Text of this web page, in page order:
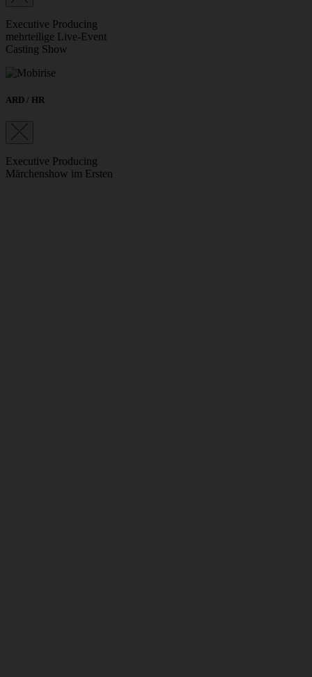
Executive Producing
mehrteilige Live-Event
Casting Show
ARD / HR
Executive Producing
Märchenshow im Ersten